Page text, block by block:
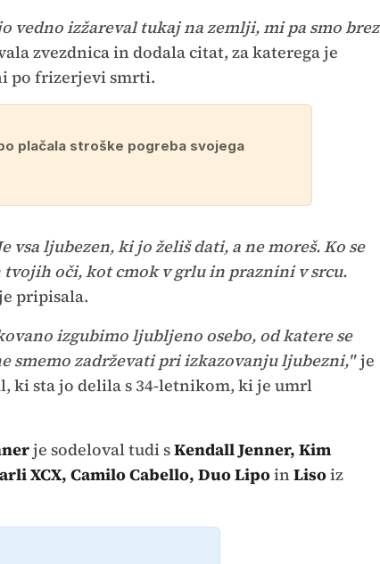
vedno izžareval tukaj na zemlji, mi pa smo brez
zvezdnica in dodala citat, za katerega je
po frizerjevi smrti.
plačala stroške pogreba svojega
vsa ljubezen, ki jo želiš dati, a ne moreš. Ko se
oči, kot cmok v grlu in praznini v srcu.
pripisala.
izgubimo ljubljeno osebo, od katere se
smemo zadrževati pri izkazovanju ljubezni,"je
ki sta jo delila s 34-letnikom, ki je umrl
je sodeloval tudi sKendall Jenner, Kim
XCX, Camilo Cabello, Duo LipoinLisoiz